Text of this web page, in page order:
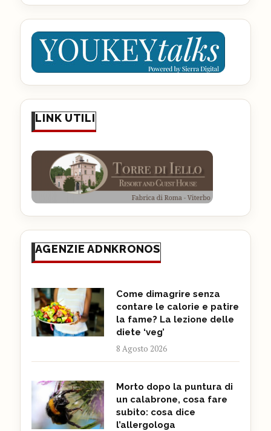
LINK UTILI
AGENZIE ADNKRONOS
Come dimagrire senza
contare le calorie e patire
la fame? La lezione delle
diete ‘veg’
8 Agosto 2026
Morto dopo la puntura di
un calabrone, cosa fare
subito: cosa dice
l’allergologa